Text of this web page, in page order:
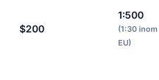
$200
1:500
(1:30 inom
EU)